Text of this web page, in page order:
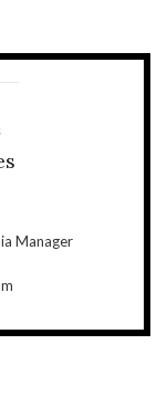
Manager